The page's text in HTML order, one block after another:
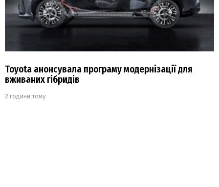
Toyota анонсувала програму модернізації для
вживаних гібридів
2 години тому